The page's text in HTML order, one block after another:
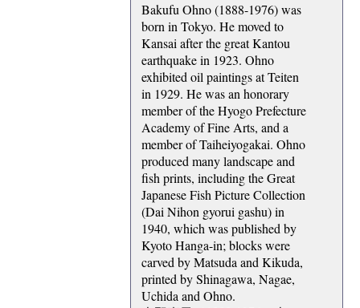
Bakufu Ohno (1888-1976) was
born in Tokyo. He moved to
Kansai after the great Kantou
earthquake in 1923. Ohno
exhibited oil paintings at Teiten
in 1929. He was an honorary
member of the Hyogo Prefecture
Academy of Fine Arts, and a
member of Taiheiyogakai. Ohno
produced many landscape and
fish prints, including the Great
Japanese Fish Picture Collection
(Dai Nihon gyorui gashu) in
1940, which was published by
Kyoto Hanga-in; blocks were
carved by Matsuda and Kikuda,
printed by Shinagawa, Nagae,
Uchida and Ohno.